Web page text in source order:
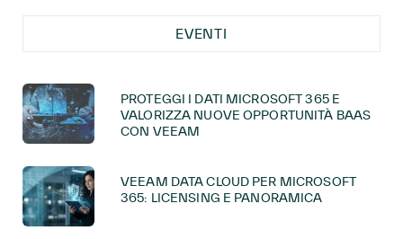
EVENTI
PROTEGGI I DATI MICROSOFT 365 E
VALORIZZA NUOVE OPPORTUNITÀ BAAS
CON VEEAM
VEEAM DATA CLOUD PER MICROSOFT
365: LICENSING E PANORAMICA